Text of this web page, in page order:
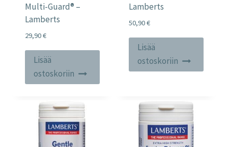
Multi-Guard® –
Lamberts
29,90€
Lisää
ostoskoriin
Lamberts
50,90€
Lisää
ostoskoriin